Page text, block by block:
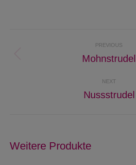
PREVIOUS
Previous
Mohnstrudel
NEXT
Next
Nussstrudel
Weitere Produkte